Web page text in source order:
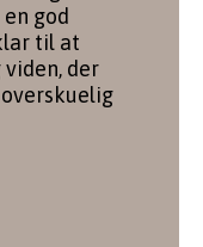
god
til at
der